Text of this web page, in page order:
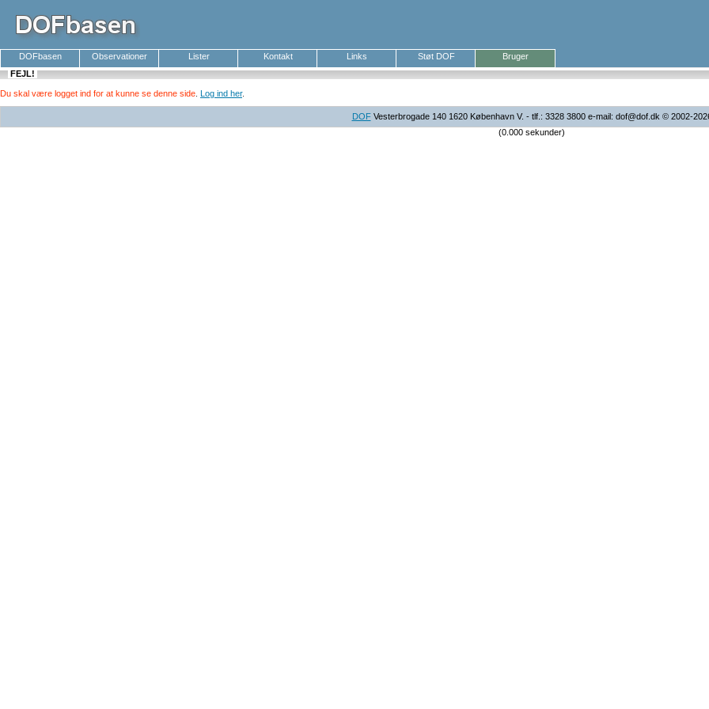
DOFbasen Observationer Lister Kontakt Links Støt DOF
Bruger
FEJL!
Du skal være logget ind for at kunne se denne side Log ind her.
DOFVesterbrogade 140 1620 København V. - tlf.: 3328 3800 e-mail: dof@dof.dk © 2002-
(0.000 sekunder)